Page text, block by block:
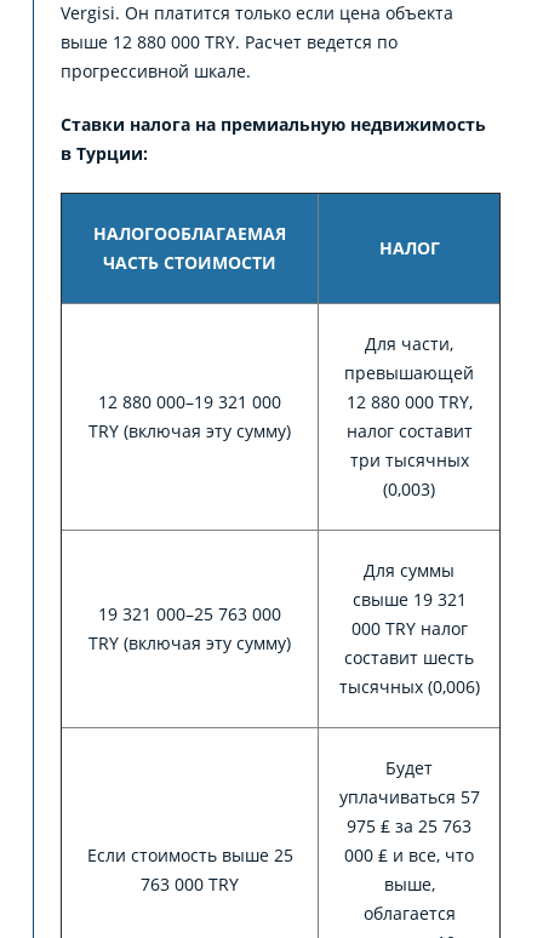
Vergisi. Он платится только если цена объекта
выше 12 880 000 TRY. Расчет ведется по
прогрессивной шкале.
Ставки налога на премиальную недвижимость
в Турции:
НАЛОГООБЛАГАЕМАЯ
ЧАСТЬ СТОИМОСТИ
НАЛОГ
12 880 000–19 321 000
TRY (включая эту сумму)
Для части,
превышающей
12 880 000 TRY,
налог составит
три тысячных
(0,003)
19 321 000–25 763 000
TRY (включая эту сумму)
Для суммы
свыше 19 321
000 TRY налог
составит шесть
тысячных (0,006)
Если стоимость выше 25
763 000 TRY
Будет
уплачиваться 57
975 ₤ за 25 763
000 ₤ и все, что
выше,
облагается